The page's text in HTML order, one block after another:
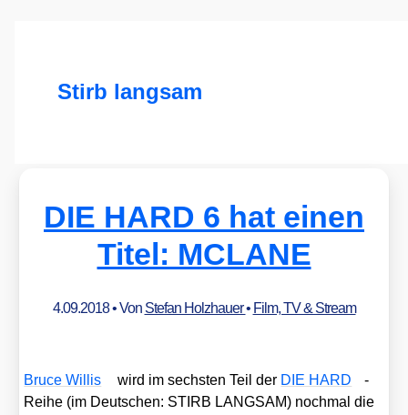
Stirb langsam
DIE HARD 6 hat einen
Titel: MCLANE
4.09.2018• Von Stefan Holzhauer• Film, TV & Stream
Bruce Wil­lis wird im sechs­ten Teil der DIE HARD
-
Rei­he (im Deut­schen: STIRB LANGSAM) noch­mal die